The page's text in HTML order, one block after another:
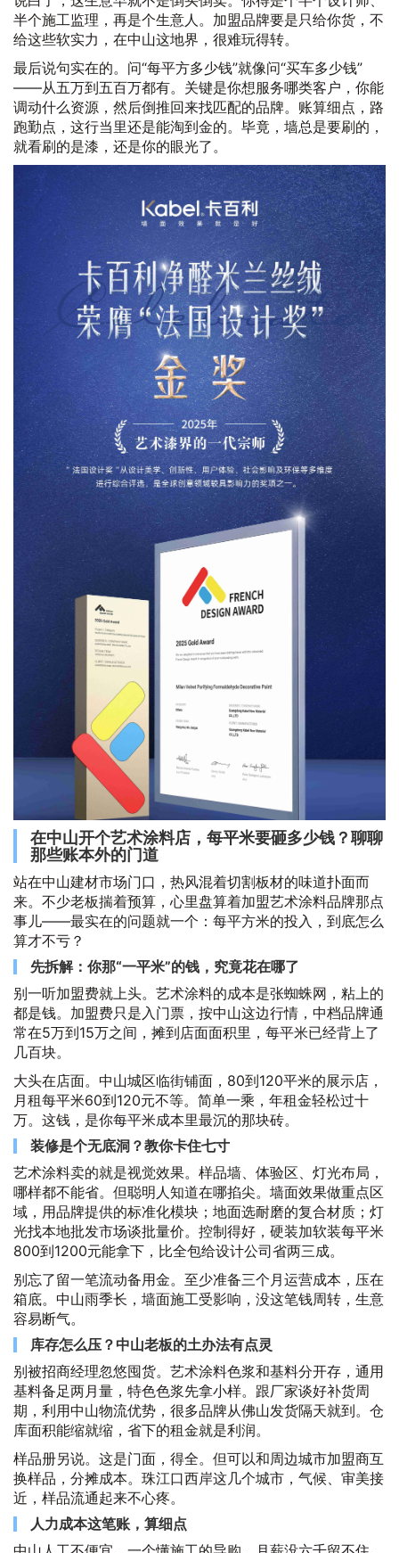
半个施工监理，再是个生意人。加盟品牌要是只给你货，不
给这些软实力，在中山这地界，很难玩得转。
最后说句实在的。问“每平方多少钱”就像问“买车多少钱”
——从五万到五百万都有。关键是你想服务哪类客户，你能
调动什么资源，然后倒推回来找匹配的品牌。账算细点，路
跑勤点，这行当里还是能淘到金的。毕竟，墙总是要刷的，
就看刷的是漆，还是你的眼光了。
在中山开个艺术涂料店，每平米要砸多少钱？聊聊
那些账本外的门道
站在中山建材市场门口，热风混着切割板材的味道扑面而
来。不少老板揣着预算，心里盘算着加盟艺术涂料品牌那点
事儿——最实在的问题就一个：每平方米的投入，到底怎么
算才不亏？
先拆解：你那“一平米”的钱，究竟花在哪了
别一听加盟费就上头。艺术涂料的成本是张蜘蛛网，粘上的
都是钱。加盟费只是入门票，按中山这边行情，中档品牌通
常在5万到15万之间，摊到店面面积里，每平米已经背上了
几百块。
大头在店面。中山城区临街铺面，80到120平米的展示店，
月租每平米60到120元不等。简单一乘，年租金轻松过十
万。这钱，是你每平米成本里最沉的那块砖。
装修是个无底洞？教你卡住七寸
艺术涂料卖的就是视觉效果。样品墙、体验区、灯光布局，
哪样都不能省。但聪明人知道在哪掐尖。墙面效果做重点区
域，用品牌提供的标准化模块；地面选耐磨的复合材质；灯
光找本地批发市场谈批量价。控制得好，硬装加软装每平米
800到1200元能拿下，比全包给设计公司省两三成。
别忘了留一笔流动备用金。至少准备三个月运营成本，压在
箱底。中山雨季长，墙面施工受影响，没这笔钱周转，生意
容易断气。
库存怎么压？中山老板的土办法有点灵
别被招商经理忽悠囤货。艺术涂料色浆和基料分开存，通用
基料备足两月量，特色色浆先拿小样。跟厂家谈好补货周
期，利用中山物流优势，很多品牌从佛山发货隔天就到。仓
库面积能缩就缩，省下的租金就是利润。
样品册另说。这是门面，得全。但可以和周边城市加盟商互
换样品，分摊成本。珠江口西岸这几个城市，气候、审美接
近，样品流通起来不心疼。
人力成本这笔账，算细点